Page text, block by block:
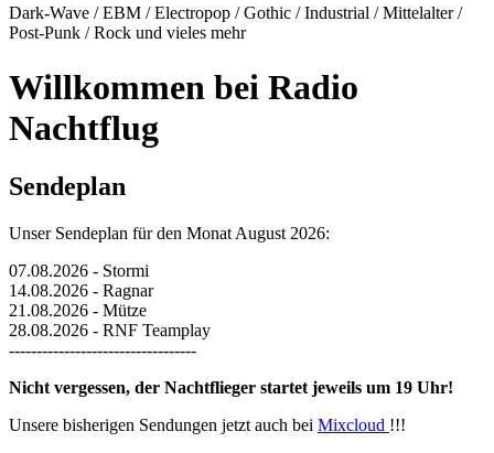
Dark-Wave / EBM / Electropop / Gothic / Industrial / Mittelalter /
Post-Punk / Rock und vieles mehr
Willkommen bei Radio
Nachtflug
Sendeplan
Unser Sendeplan für den Monat August 2026:
07.08.2026 - Stormi
14.08.2026 - Ragnar
21.08.2026 - Mütze
28.08.2026 - RNF Teamplay
----------------------------------
Nicht vergessen, der Nachtflieger startet jeweils um 19 Uhr!
Unsere bisherigen Sendungen jetzt auch bei Mixcloud !!!